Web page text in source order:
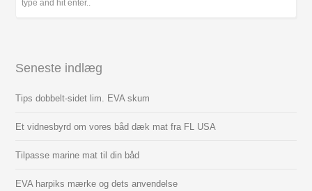
Seneste indlæg
Tips dobbelt-sidet lim. EVA skum
Et vidnesbyrd om vores båd dæk mat fra FL USA
Tilpasse marine mat til din båd
EVA harpiks mærke og dets anvendelse